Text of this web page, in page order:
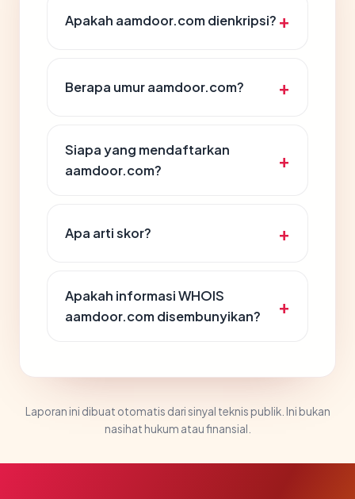
Apakah aamdoor.com dienkripsi?
Berapa umur aamdoor.com?
Siapa yang mendaftarkan
aamdoor.com?
Apa arti skor?
Apakah informasi WHOIS
aamdoor.com disembunyikan?
Laporan ini dibuat otomatis dari sinyal teknis publik. Ini bukan
nasihat hukum atau finansial.